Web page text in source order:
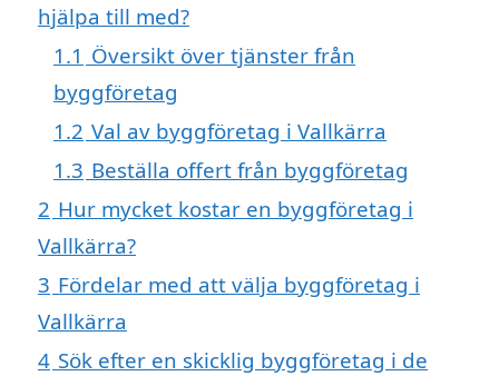
hjälpa till med?
1.1 Översikt över tjänster från
byggföretag
1.2 Val av byggföretag i Vallkärra
1.3 Beställa offert från byggföretag
2 Hur mycket kostar en byggföretag i
Vallkärra?
3 Fördelar med att välja byggföretag i
Vallkärra
4 Sök efter en skicklig byggföretag i de